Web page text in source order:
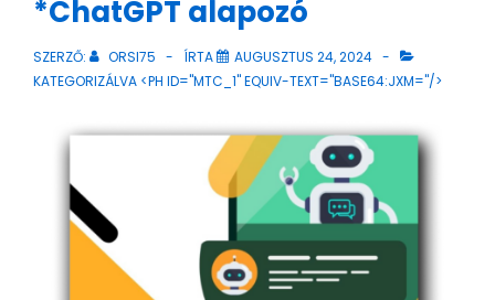
*ChatGPT alapozó
SZERZŐ: ORSI75 ÍRTA
AUGUSZTUS 24, 2024
KATEGORIZÁLVA <PH ID="MTC_1" EQUIV-TEXT="BASE64:JXM="/>